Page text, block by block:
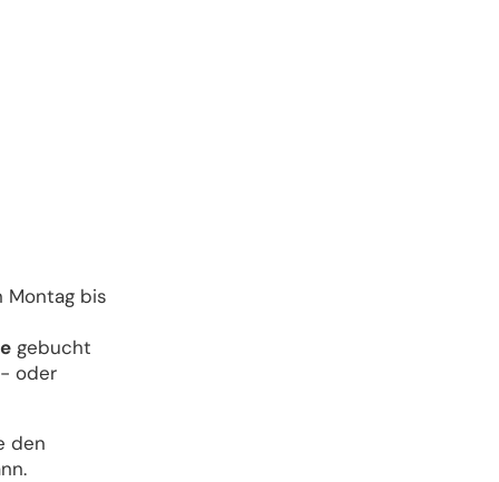
Montag bis
gebucht
oder
den